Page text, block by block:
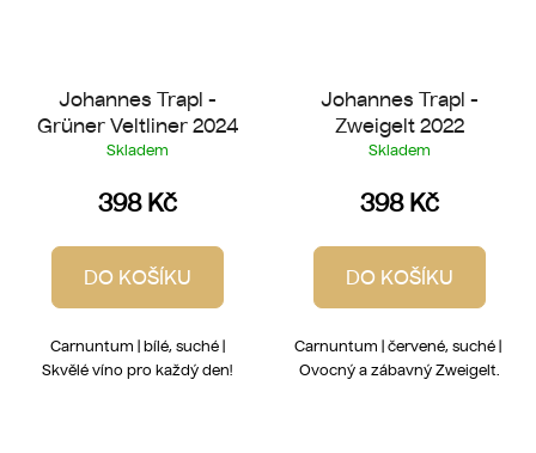
Johannes Trapl -
Grüner Veltliner 2024
Skladem
398 Kč
DO KOŠÍKU
Carnuntum | bílé, suché |
Skvělé víno pro každý den!
Johannes Trapl -
Zweigelt 2022
Skladem
398 Kč
DO KOŠÍKU
Carnuntum | červené, suché |
Ovocný a zábavný Zweigelt.